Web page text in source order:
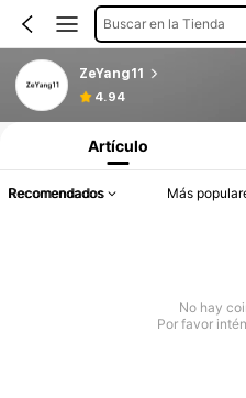
Buscar en la Tienda
ZeYang11
4.94
Artículo
Recomendados Más
No hay
Por favor